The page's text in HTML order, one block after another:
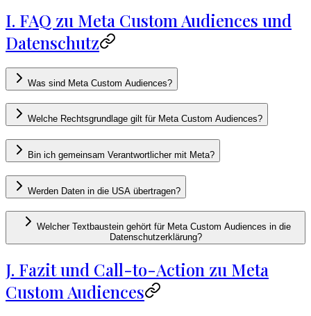
I. FAQ zu Meta Custom Audiences und
Datenschutz
Was sind Meta Custom Audiences?
Welche Rechtsgrundlage gilt für Meta Custom Audiences?
Bin ich gemeinsam Verantwortlicher mit Meta?
Werden Daten in die USA übertragen?
Welcher Textbaustein gehört für Meta Custom Audiences in die
Datenschutzerklärung?
J. Fazit und Call-to-Action zu Meta
Custom Audiences